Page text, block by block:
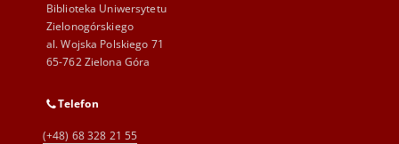
Biblioteka Uniwersytetu
Zielonogórskiego
al. Wojska Polskiego 71
65-762 Zielona Góra
Telefon
(+48) 68 328 21 55